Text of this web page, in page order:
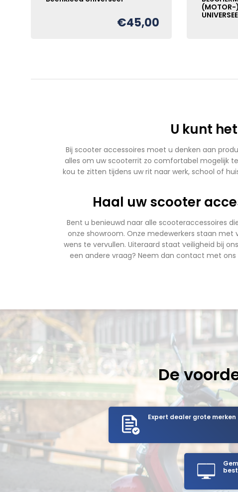
€45,00
(MOTOR-
U kunt
Bij scooter accessoires moet u denken aan
alles om uw scooterrit zo comfortabel mogelijk
kou te zitten tijdens uw rit naar werk, school of
Haal uw scooter
Bent u benieuwd naar alle scooteraccessoires
onze showroom. Onze medewerkers staan met
wens te vervullen. Uiteraard staat veiligheid bij
een andere vraag? Neem dan contact met
De
Expert dealer grote merken